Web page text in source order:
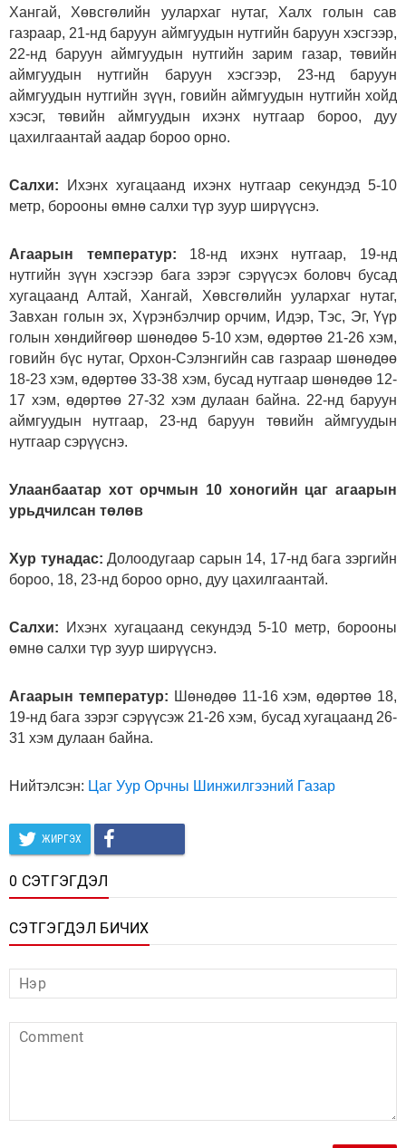
Хангай, Хөвсгөлийн уулархаг нутаг, Халх голын сав
газраар, 21-нд баруун аймгуудын нутгийн баруун хэсгээр,
22-нд баруун аймгуудын нутгийн зарим газар, төвийн
аймгуудын нутгийн баруун хэсгээр, 23-нд баруун
аймгуудын нутгийн зүүн, говийн аймгуудын нутгийн хойд
хэсэг, төвийн аймгуудын ихэнх нутгаар бороо, дуу
цахилгаантай аадар бороо орно.
Салхи: Ихэнх хугацаанд ихэнх нутгаар секундэд 5-10
метр, борооны өмнө салхи түр зуур ширүүснэ.
Агаарын температур: 18-нд ихэнх нутгаар, 19-нд
нутгийн зүүн хэсгээр бага зэрэг сэрүүсэх боловч бусад
хугацаанд Алтай, Хангай, Хөвсгөлийн уулархаг нутаг,
Завхан голын эх, Хүрэнбэлчир орчим, Идэр, Тэс, Эг, Үүр
голын хөндийгөөр шөнөдөө 5-10 хэм, өдөртөө 21-26 хэм,
говийн бүс нутаг, Орхон-Сэлэнгийн сав газраар шөнөдөө
18-23 хэм, өдөртөө 33-38 хэм, бусад нутгаар шөнөдөө 12-
17 хэм, өдөртөө 27-32 хэм дулаан байна. 22-нд баруун
аймгуудын нутгаар, 23-нд баруун төвийн аймгуудын
нутгаар сэрүүснэ.
Улаанбаатар хот орчмын 10 хоногийн цаг агаарын
урьдчилсан төлөв
Хур тунадас: Долоодугаар сарын 14, 17-нд бага зэргийн
бороо, 18, 23-нд бороо орно, дуу цахилгаантай.
Салхи: Ихэнх хугацаанд секундэд 5-10 метр, борооны
өмнө салхи түр зуур ширүүснэ.
Агаарын температур: Шөнөдөө 11-16 хэм, өдөртөө 18,
19-нд бага зэрэг сэрүүсэж 21-26 хэм, бусад хугацаанд 26-
31 хэм дулаан байна.
Нийтэлсэн: Цаг Уур Орчны Шинжилгээний Газар
ЖИРГЭХ
0 СЭТГЭГДЭЛ
СЭТГЭГДЭЛ БИЧИХ